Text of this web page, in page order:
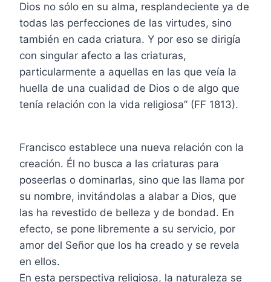
Dios no sólo en su alma, resplandeciente ya de
todas las perfecciones de las virtudes, sino
también en cada criatura. Y por eso se dirigía
con singular afecto a las criaturas,
particularmente a aquellas en las que veía la
huella de una cualidad de Dios o de algo que
tenía relación con la vida religiosa” (FF 1813).
Francisco establece una nueva relación con la
creación. Él no busca a las criaturas para
poseerlas o dominarlas, sino que las llama por
su nombre, invitándolas a alabar a Dios, que
las ha revestido de belleza y de bondad. En
efecto, se pone libremente a su servicio, por
amor del Señor que los ha creado y se revela
en ellos.
En esta perspectiva religiosa, la naturaleza se